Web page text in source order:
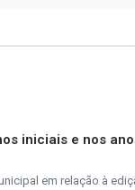
iniciais e nos
em relação à